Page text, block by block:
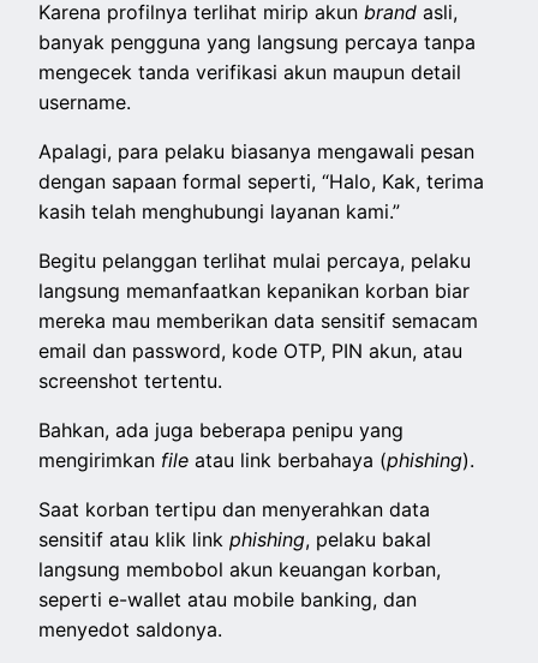
Karena profilnya terlihat mirip akun brand asli,
banyak pengguna yang langsung percaya tanpa
mengecek tanda verifikasi akun maupun detail
username.
Apalagi, para pelaku biasanya mengawali pesan
dengan sapaan formal seperti, “Halo, Kak, terima
kasih telah menghubungi layanan kami.”
Begitu pelanggan terlihat mulai percaya, pelaku
langsung memanfaatkan kepanikan korban biar
mereka mau memberikan data sensitif semacam
email dan password, kode OTP, PIN akun, atau
screenshot tertentu.
Bahkan, ada juga beberapa penipu yang
mengirimkan fileatau link berbahaya (phishing).
Saat korban tertipu dan menyerahkan data
sensitif atau klik link phishing, pelaku bakal
langsung membobol akun keuangan korban,
seperti e-wallet atau mobile banking, dan
menyedot saldonya.